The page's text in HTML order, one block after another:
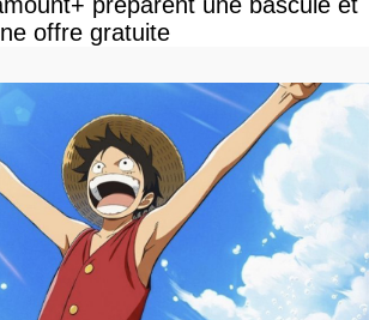
offre gratuite